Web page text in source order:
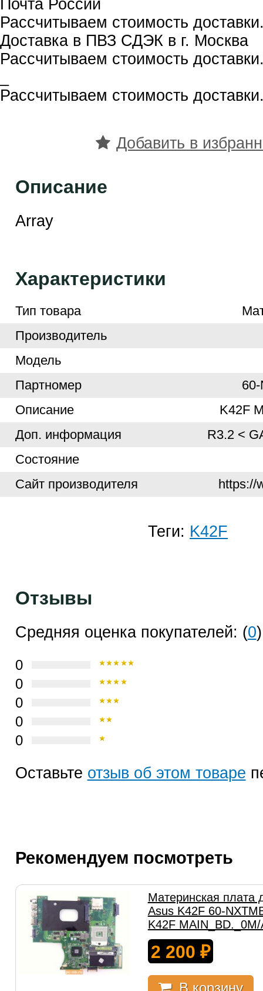
Почта России
Рассчитываем стоимость
Доставка в ПВЗ СДЭК в г. Москва
Рассчитываем стоимость
Рассчитываем стоимость
Добавить в
Описание
Array
Характеристики
Тип товара
Производитель
Модель
Партномер
Описание
K42F
Доп. информация
R3.2 <
Cостояние
Cайт производителя
https://
Теги: K42F
Отзывы
Средняя оценка покупателей: (0)
0
0
0
0
0
Оставьте отзыв об этом товаре
Рекомендуем посмотреть
Материнская плата
Asus K42F 60-
K42F
2 200 ₽